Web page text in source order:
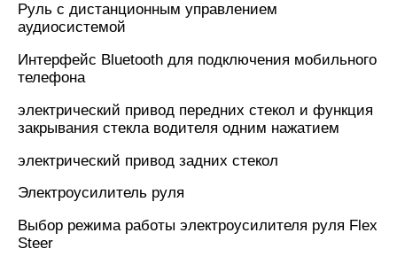
Руль с дистанционным управлением
аудиосистемой
Интерфейс Bluetooth для подключения мобильного
телефона
электрический привод передних стекол и функция
закрывания стекла водителя одним нажатием
электрический привод задних стекол
Электроусилитель руля
Выбор режима работы электроусилителя руля Flex
Steer